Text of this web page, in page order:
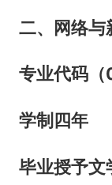
二、网络与
专业代码（
学制四年
毕业授予文